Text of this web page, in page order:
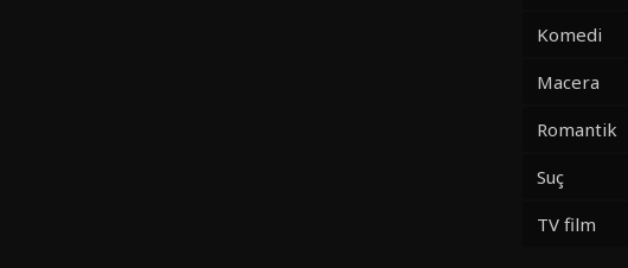
Komedi
Macera
Romantik
Suç
TV film